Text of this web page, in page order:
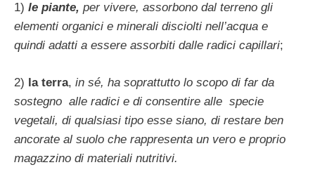
1) le piante, per vivere, assorbono dal terre­no gli
elementi organici e minerali disciolti nell’acqua e
quindi adatti a essere assorbiti dalle radici capillari;
2) la terra, in sé, ha soprattutto lo scopo di far da
sostegno alle radici e di consentire alle specie
vegetali, di qualsiasi tipo esse siano, di restare ben
ancorate al suolo che rappresenta un vero e proprio
magazzino di materiali nutritivi.